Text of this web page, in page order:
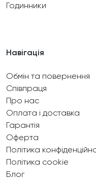
Годинники
Навігація
Обмін та повернення
Співпраця
Про нас
Оплата і доставка
Гарантія
Оферта
Політика
Політика cookie
Блог